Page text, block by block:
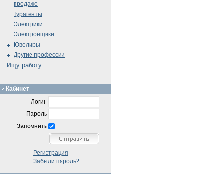
продаже
Турагенты
Электрики
Электронщики
Ювелиры
Другие профессии
Ищу работу
Кабинет
Логин
Пароль
Запомнить
Регистрация
Забыли пароль?